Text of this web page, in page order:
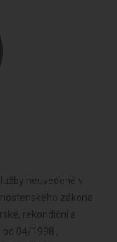
neuvedené v
zákona
rekondiční a
od 04/1998 ,